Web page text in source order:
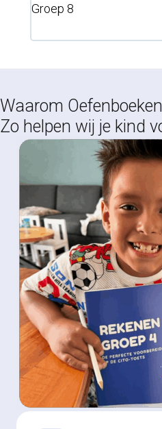
Groep 8
Waarom
Zo helpen wij je kind